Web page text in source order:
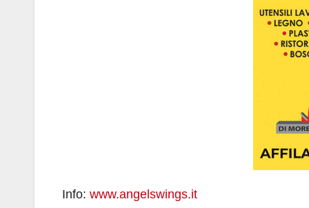
Info: www.angelswings.it